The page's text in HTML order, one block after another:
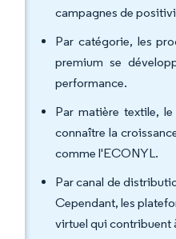
campagnes de
Par catégorie, les
premium se
performance.
Par matière textile,
connaître la
comme l'ECONYL.
Par canal de
Cependant, les
virtuel qui contribuent